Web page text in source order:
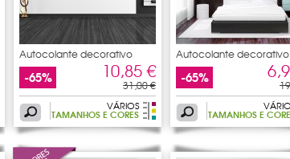
Autocolante decorativo
pauta
-65% 10,85 €
31,00 €
VÁRIOS
TAMANHOS E CORES
Autocolante decorativo
pauta
-65%
TAMANHOS E